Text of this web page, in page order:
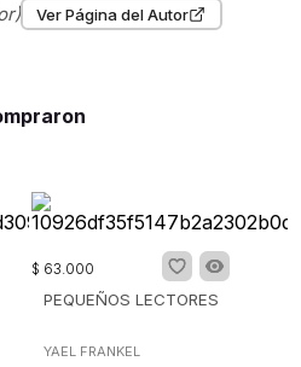
Ver Página del Autor
$ 63.000
PEQUEÑOS LECTORES
YAEL FRANKEL